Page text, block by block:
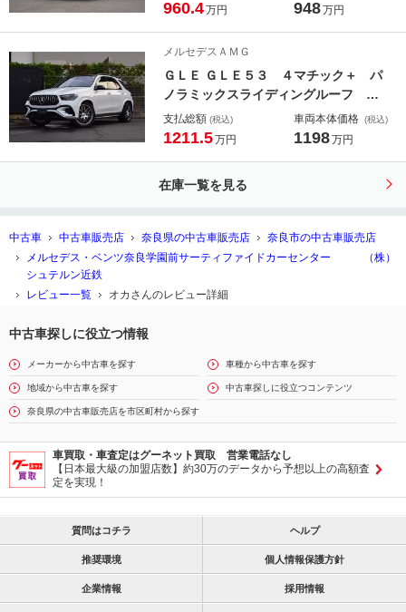
ｒサラウンドサウンドシステム メモ
リー付きパワーシート
960.4万円 948万円
メルセデスＡＭＧ
ＧＬＥ ＧＬＥ５３ ４マチック＋ パ
ノラミックスライディングルーフ フ
ットトランクオープナー メモリー付
きパワーシート ワイヤレスチャージ
システム シートヒーター
支払総額 (税込)
1211.5万円
車両本体価格 (税込)
1198万円
在庫一覧を見る
中古車 中古車販売店 奈良県の中古車販売店
奈良市の中古車販売店
メルセデス・ベンツ奈良学園前サーティファイドカーセンター （株）
シュテルン近鉄
レビュー一覧
オカさんのレビュー詳細
中古車探しに役立つ情報
メーカーから中古車を探す 車種から中古車を探す
地域から中古車を探す 中古車探しに役立つコンテンツ
奈良県の中古車販売店を市区町村から探す
車買取・車査定はグーネット買取 営業電話なし
【日本最大級の加盟店数】約30万のデータから予想以上の高額査
定を実現！
質問はコチラ ヘルプ
推奨環境 個人情報保護方針
企業情報 採用情報